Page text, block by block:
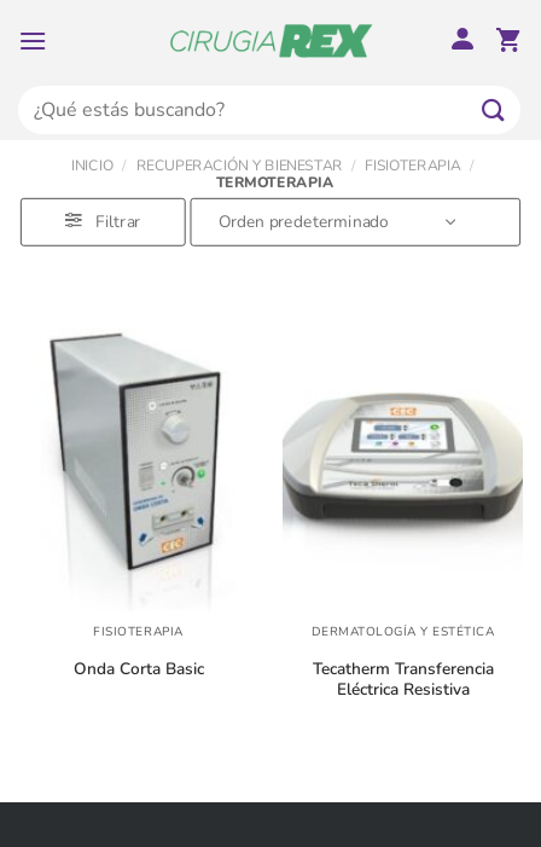
Buscar
por:
INICIO / RECUPERACIÓN Y BIENESTAR / FISIOTERAPIA /
TERMOTERAPIA
Filtrar
FISIOTERAPIA
Onda Corta Basic
DERMATOLOGÍA Y ESTÉTICA
Tecatherm Transferencia
Eléctrica Resistiva